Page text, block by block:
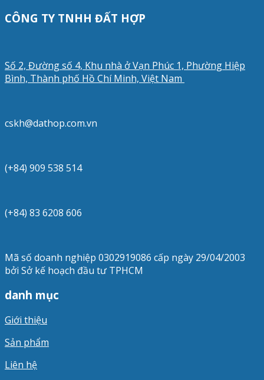
CÔNG TY TNHH ĐẤT HỢP
Số 2, Đường số 4, Khu nhà ở Vạn Phúc 1, Phường Hiệp
Bình, Thành phố Hồ Chí Minh, Việt Nam
cskh@dathop.com.vn
(+84) 909 538 514
(+84) 83 6208 606
Mã số doanh nghiệp 0302919086 cấp ngày 29/04/2003
bởi Sở kế hoạch đầu tư TPHCM
danh mục
Giới thiệu
Sản phẩm
Liên hệ